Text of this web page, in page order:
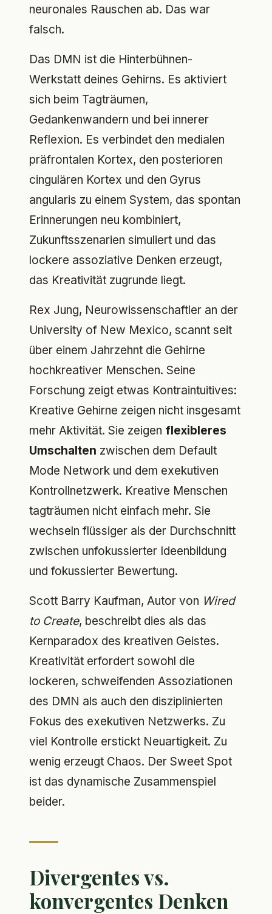
neuronales Rauschen ab. Das war
falsch.
Das DMN ist die Hinterbühnen-
Werkstatt deines Gehirns. Es aktiviert
sich beim Tagträumen,
Gedankenwandern und bei innerer
Reflexion. Es verbindet den medialen
präfrontalen Kortex, den posterioren
cingulären Kortex und den Gyrus
angularis zu einem System, das spontan
Erinnerungen neu kombiniert,
Zukunftsszenarien simuliert und das
lockere assoziative Denken erzeugt,
das Kreativität zugrunde liegt.
Rex Jung, Neurowissenschaftler an der
University of New Mexico, scannt seit
über einem Jahrzehnt die Gehirne
hochkreativer Menschen. Seine
Forschung zeigt etwas Kontraintuitives:
Kreative Gehirne zeigen nicht insgesamt
mehr Aktivität. Sie zeigen flexibleres
Umschalten zwischen dem Default
Mode Network und dem exekutiven
Kontrollnetzwerk. Kreative Menschen
tagträumen nicht einfach mehr. Sie
wechseln flüssiger als der Durchschnitt
zwischen unfokussierter Ideenbildung
und fokussierter Bewertung.
Scott Barry Kaufman, Autor von Wired
to Create, beschreibt dies als das
Kernparadox des kreativen Geistes.
Kreativität erfordert sowohl die
lockeren, schweifenden Assoziationen
des DMN als auch den disziplinierten
Fokus des exekutiven Netzwerks. Zu
viel Kontrolle erstickt Neuartigkeit. Zu
wenig erzeugt Chaos. Der Sweet Spot
ist das dynamische Zusammenspiel
beider.
Divergentes vs.
konvergentes Denken